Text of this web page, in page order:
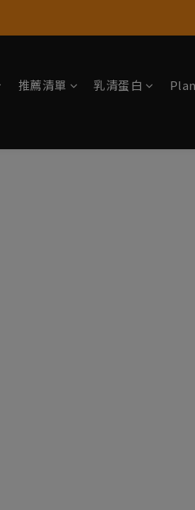
推薦清單 乳清蛋白